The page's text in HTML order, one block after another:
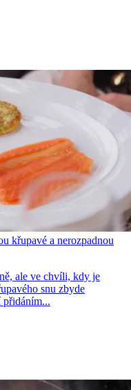
křupavé a nerozpadnou
ale ve chvíli, kdy je
snu zbyde
přidáním...